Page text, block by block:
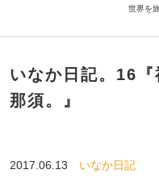
世界を
いなか日記。16
那須。』
2017.06.13 いなか日記